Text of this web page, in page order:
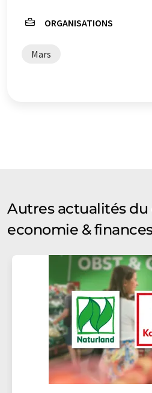
ORGANISATIONS
Mars
Autres actualités
economie &